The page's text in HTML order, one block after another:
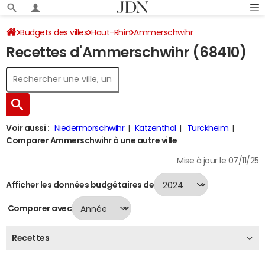
Budgets des villes Haut-Rhin Ammerschwihr
Recettes 2024
Recettes d'Ammerschwihr (68410)
Voir aussi : Niedermorschwihr Katzenthal
Turckheim
Comparer Ammerschwihr à une autre ville
Mise à jour le 07/11/25
Afficher les données budgétaires de
Comparer avec
Recettes